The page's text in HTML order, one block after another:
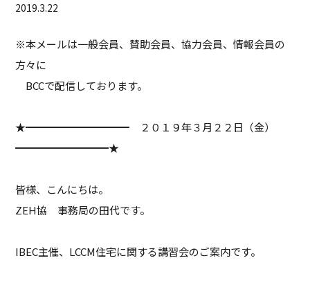
2019.3.22
※本メールは一般会員、賛助会員、協力会員、情報会員の
方々に
BCCで配信しております。
★━━━━━━━━━━ ２０１９年３月２２日（金）
━━━━━━━━━★
皆様、こんにちは。
ZEH協 事務局の田代です。
IBEC主催、LCCM住宅に関する講習会のご案内です。